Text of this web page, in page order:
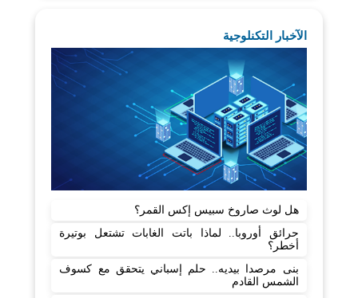
الآخبار التكنلوجية
هل لوث صاروخ سبيس إكس القمر؟
حرائق أوروبا.. لماذا باتت الغابات تشتعل بوتيرة
أخطر؟
بنى مرصدا بيديه.. حلم إسباني يتحقق مع كسوف
الشمس القادم